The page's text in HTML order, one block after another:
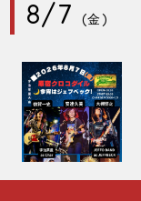
8/7 (金)